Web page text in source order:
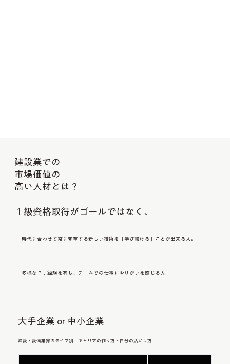
建設業での
市場価値の
高い人材とは？
１級資格取得がゴールではなく、
時代に合わせて常に変革する新しい技術を「学び続ける」ことが出来る人。
多様なＰＪ経験を有し、チームでの仕事にやりがいを感じる人
大手企業 or 中小企業
建設・設備業界のタイプ別 キャリアの作り方・自分の活かし方